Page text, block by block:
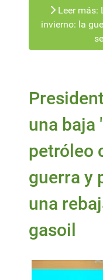
Leer más:
invierno: la
una baja
petróleo
guerra y
una
gasoil